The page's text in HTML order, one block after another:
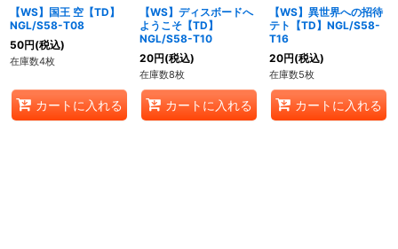
【WS】国王 空【TD】
NGL/S58-T08
50円(税込)
在庫数4枚
カートに入れる
【WS】ディスボードへ
ようこそ【TD】
NGL/S58-T10
20円(税込)
在庫数8枚
カートに入れる
【WS】異世界への招待
テト【TD】NGL/S58-
T16
20円(税込)
在庫数5枚
カートに入れる